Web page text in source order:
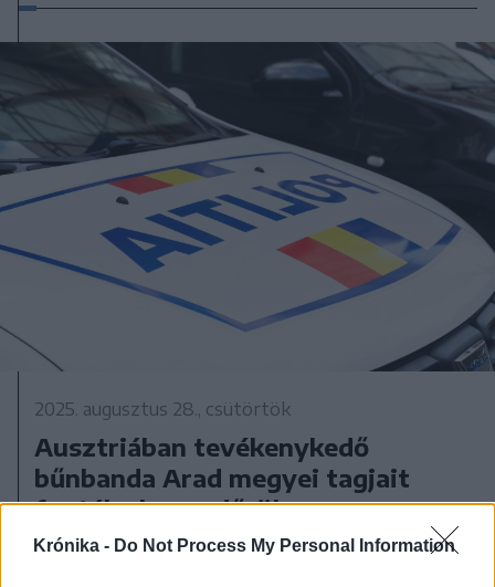
Krónika - Do Not Process My Personal Information
2025. augusztus 28., csütörtök
Ausztriában tevékenykedő
bűnbanda Arad megyei tagjait
fogták el a rendőrök